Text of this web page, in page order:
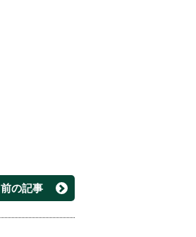
前の記事